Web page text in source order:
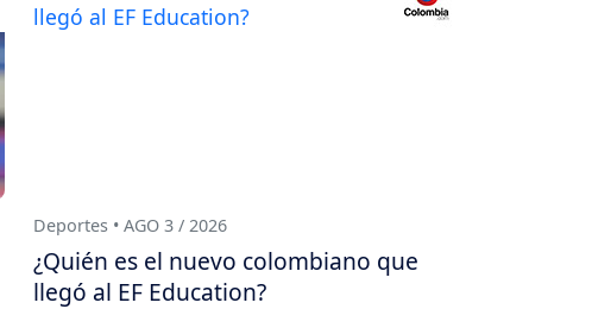
Deportes • AGO 3 / 2026
¿Quién es el nuevo colombiano que
llegó al EF Education?